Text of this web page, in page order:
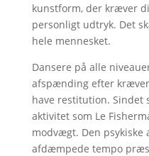
kunstform, der kræver
personligt udtryk. Det
hele mennesket.
Dansere på alle
afspænding efter
have restitution. Sindet
aktivitet som Le
modvægt. Den psykiske
afdæmpede tempo